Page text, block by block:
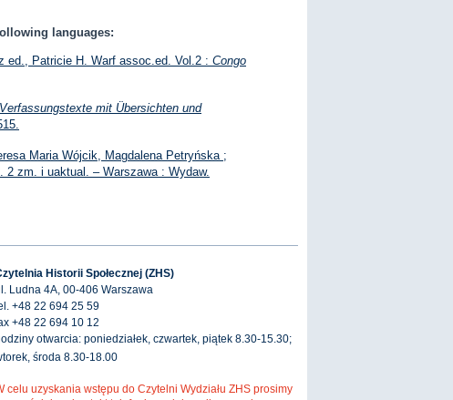
languages:
ed., Patricie H. Warf assoc.ed. Vol.2 : Congo
mit Übersichten und
Maria Wójcik, Magdalena Petryńska ;
zm. i uaktual. – Warszawa : Wydaw.
Historii Społecznej (ZHS)
Ludna 4A, 00-406 Warszawa
+48 22 694 25 59
+48 22 694 10 12
otwarcia: poniedziałek, czwartek, piątek 8.30-15.30;
środa 8.30-18.00
celu uzyskania wstępu do Czytelni Wydziału ZHS prosimy